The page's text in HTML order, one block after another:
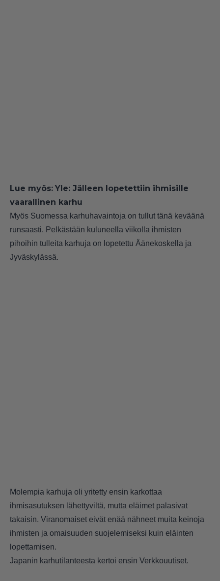
Lue myös: Yle: Jälleen lopetettiin ihmisille
vaarallinen karhu
Myös Suomessa karhuhavaintoja on tullut tänä keväänä
runsaasti. Pelkästään kuluneella viikolla ihmisten
pihoihin tulleita karhuja on lopetettu Äänekoskella ja
Jyväskylässä.
Molempia karhuja oli yritetty ensin karkottaa
ihmisasutuksen lähettyviltä, mutta eläimet palasivat
takaisin. Viranomaiset eivät enää nähneet muita keinoja
ihmisten ja omaisuuden suojelemiseksi kuin eläinten
lopettamisen.
Japanin karhutilanteesta kertoi ensin Verkkouutiset.